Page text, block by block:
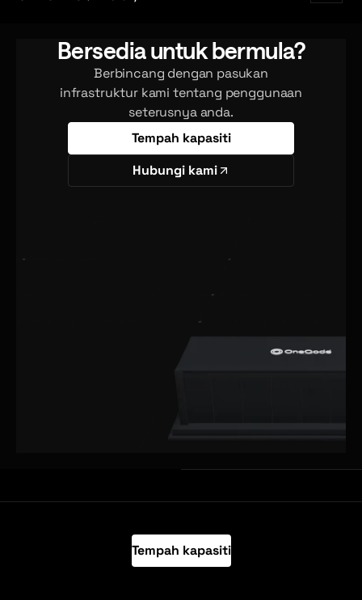
Bersedia untuk bermula?
Berbincang dengan pasukan
infrastruktur kami tentang penggunaan
seterusnya anda.
Tempah kapasiti
Hubungi kami
Tempah kapasiti